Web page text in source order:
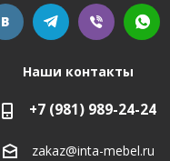
Наши контакты
+7 (981) 989-24-24
zakaz@inta-mebel.ru